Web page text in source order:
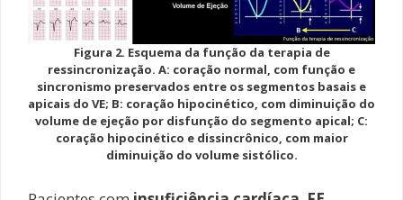
Figura 2. Esquema da função da terapia de
ressincronização. A: coração normal, com função e
sincronismo preservados entre os segmentos basais e
apicais do VE; B: coração hipocinético, com diminuição do
volume de ejeção por disfunção do segmento apical; C:
coração hipocinético e dissincrônico, com maior
diminuição do volume sistólico.